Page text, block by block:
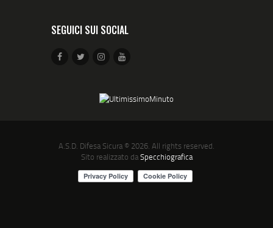
SEGUICI SUI SOCIAL
A.S.D. Difesa Sicura © 2026. All rights reserved.
Sito realizzato daSpecchiografica